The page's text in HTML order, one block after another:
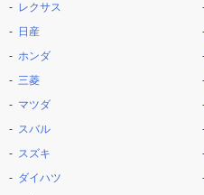
レクサス
日産
ホンダ
三菱
マツダ
スバル
スズキ
ダイハツ